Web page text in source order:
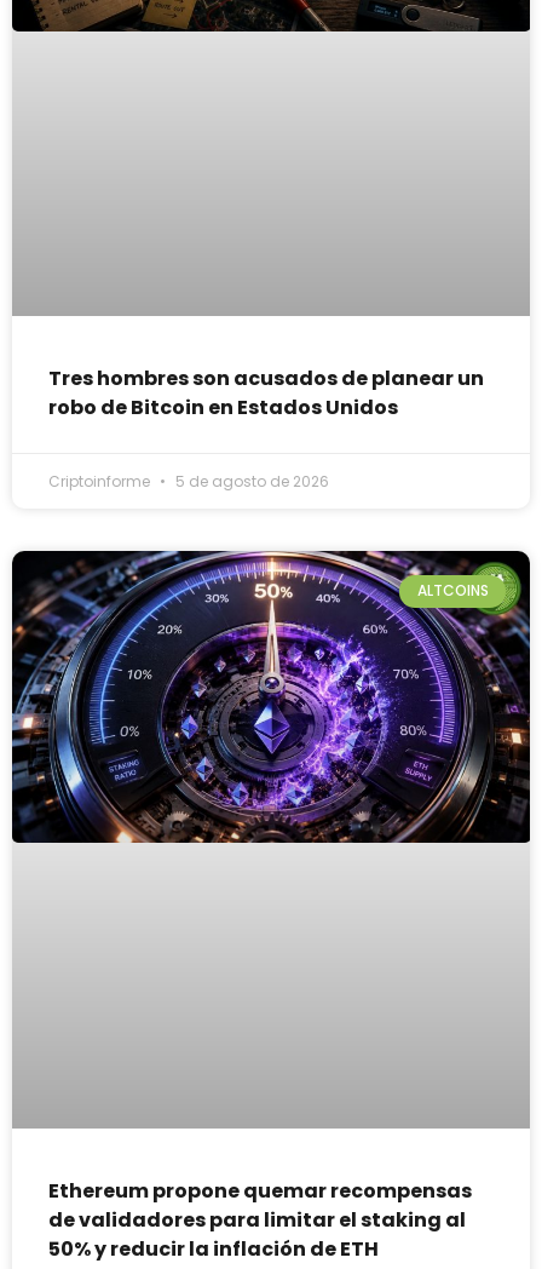
Tres hombres son acusados de planear un
robo de Bitcoin en Estados Unidos
Criptoinforme 5 de agosto de 2026
ALTCOINS
Ethereum propone quemar recompensas
de validadores para limitar el staking al
50% y reducir la inflación de ETH